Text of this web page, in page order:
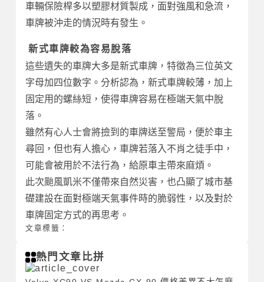
車輛保險桿多以塑膠材質製成，面對強風和急流，
車牌被沖走的情況時有發生。
新式車牌較為容易脫落
這些遺失的車牌大多是新式車牌，特徵為三位英文
字母加四位數字。分析認為，新式車牌較薄，加上
固定用的螺絲短，使得車牌容易在極端天氣中脫
落。
雖然有心人士會將撿到的車牌送至警局，便於車主
尋回，但也有人擔心，車牌若落入不肖之徒手中，
可能會被用於不法行為，給原車主帶來麻煩。
此次颱風凱米不僅帶來自然災害，也凸顯了城市基
礎建設在面對極端天氣事件時的脆弱性，以及對於
車牌固定方式的再思考。
文章標籤：
熱門文章比拼